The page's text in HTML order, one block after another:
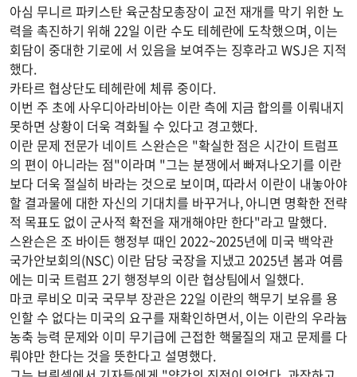
아심 무니르 파키스탄 육군참모총장이 교전 재개를 막기 위한 노
력을 촉진하기 위해 22일 이란 수도 테헤란에 도착했으며, 이는
회담이 중대한 기로에 서 있음을 보여주는 징후라고 WSJ은 지적
했다.
카타르 협상단도 테헤란에 체류 중이다.
이번 주 초에 사우디아라비아는 이란 측에 지금 합의를 이뤄내지
못하면 상황이 더욱 격화될 수 있다고 경고했다.
이란 문제 전문가 네이트 스완슨은 "확실한 점은 시간이 트럼프
의 편이 아니라는 점"이라며 "그는 분쟁에서 빠져나오기를 이란
보다 더욱 절실히 바라는 것으로 보이며, 따라서 이란이 내놓아야
할 결과물에 대한 자신의 기대치를 바꾸거나, 아니면 명확한 전략
적 목표도 없이 군사적 확전을 재개해야만 한다"라고 말했다.
스완슨은 조 바이든 행정부 때인 2022~2025년에 미국 백악관
국가안보회의(NSC) 이란 담당 국장을 지냈고 2025년 봄과 여름
에는 미국 트럼프 2기 행정부의 이란 협상팀에서 일했다.
마코 루비오 미국 국무부 장관은 22일 이란의 핵무기 보유를 용
인할 수 없다는 미국의 요구를 재확인하면서, 이는 이란의 우라늄
농축 능력 문제와 이미 무기급에 근접한 핵물질의 재고 문제를 다
뤄야만 한다는 것을 뜻한다고 설명했다.